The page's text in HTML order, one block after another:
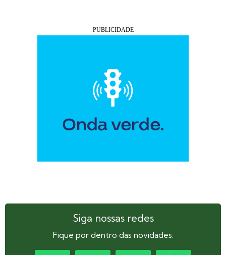
Siga nossas redes
Fique por dentro das novidades: